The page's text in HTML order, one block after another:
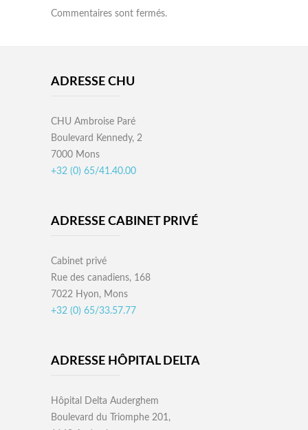
Commentaires sont fermés.
ADRESSE CHU
CHU Ambroise Paré
Boulevard Kennedy, 2
7000 Mons
+32 (0) 65/41.40.00
ADRESSE CABINET PRIVÉ
Cabinet privé
Rue des canadiens, 168
7022 Hyon, Mons
+32 (0) 65/33.57.77
ADRESSE HÔPITAL DELTA
Hôpital Delta Auderghem
Boulevard du Triomphe 201,